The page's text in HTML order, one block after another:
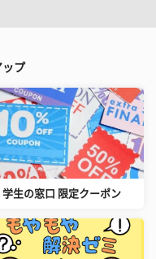
ップ
学生の窓口 限定クーポン